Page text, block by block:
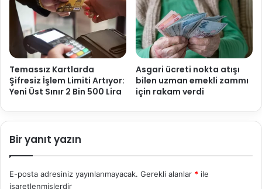
Temassız Kartlarda
Şifresiz İşlem Limiti Artıyor:
Yeni Üst Sınır 2 Bin 500 Lira
Asgari ücreti nokta atışı
bilen uzman emekli zammı
için rakam verdi
Bir yanıt yazın
E-posta adresiniz yayınlanmayacak. Gerekli alanlar * ile
işaretlenmişlerdir